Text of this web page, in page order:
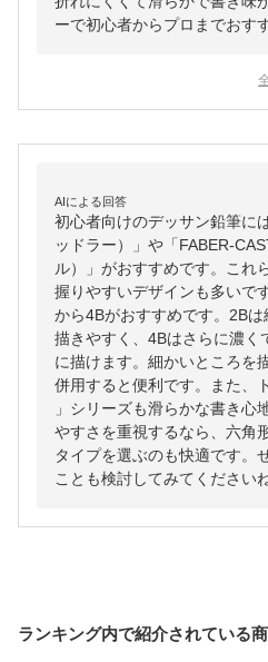
ーで初心者からプロまでおす
AIによる回答
初心者向けのデッサン鉛筆に
ッドラー）」や「FABER-
ル）」がおすすめです。これ
握りやすいデザインも多いで
から4Bがおすすめです。2Bは
描きやすく、4Bはさらに濃く
に描けます。細かいところを
併用すると便利です。また、
」シリーズも滑らかな書き心
やすさを重視するなら、六角
タイプを選ぶのも快適です。
ことも検討してみてくださいね
ランキング内で紹介されている